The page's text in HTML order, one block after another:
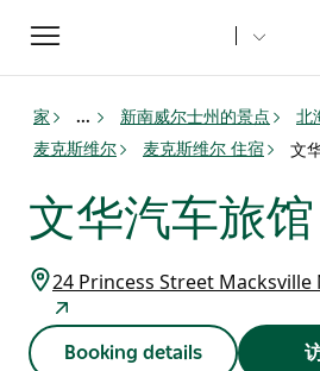
Toggle
navigation
家 ... 新南威尔士州的景点 北
麦克斯维尔
麦克斯维尔 住宿 文
文华汽车旅馆
24 Princess Street Macksville
Booking details